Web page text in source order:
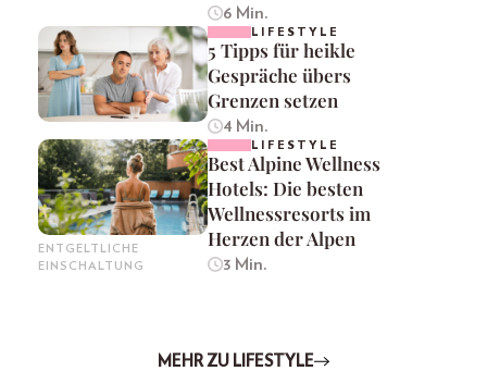
6 Min.
LIFESTYLE
5 Tipps für heikle
Gespräche übers
Grenzen setzen
4 Min.
ENTGELTLICHE
EINSCHALTUNG
LIFESTYLE
Best Alpine Wellness
Hotels: Die besten
Wellnessresorts im
Herzen der Alpen
3 Min.
MEHR ZU LIFESTYLE